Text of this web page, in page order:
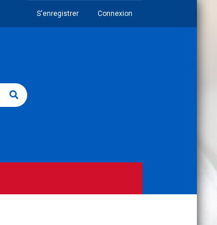
S'enregistrer Connexion